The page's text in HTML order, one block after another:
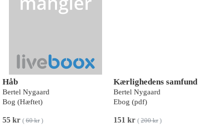
Håb
Bertel Nygaard
Bog (Hæftet)
55 kr ( 60 kr)
Kærlighedens samfund
Bertel Nygaard
Ebog (pdf)
151 kr ( 200 kr)